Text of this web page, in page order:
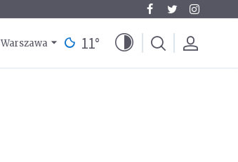
Warszawa 11°